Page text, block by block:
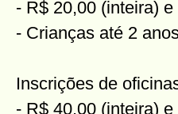
- R$ 20,00 (inteira)
- Crianças até 2
Inscrições de
- R$ 40,00 (inteira)